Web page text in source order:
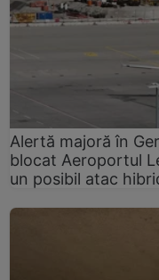
Alertă majoră în
blocat Aeroportul
un posibil atac